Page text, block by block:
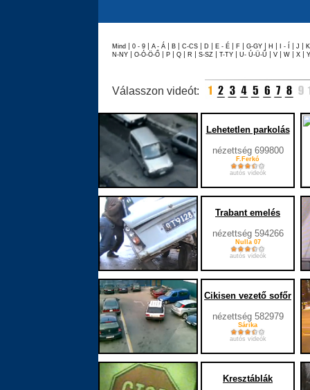
megváltoztatására, illetve teljes törlésére.
Mind | 0 - 9 | A - Á | B | C-CS | D | E - É | F | G-GY | H | I - Í | J |
N-NY | O-Ó-Ö-Ő | P | Q | R | S-SZ | T-TY | U- Ú-Ü-Ű | V | W | X |
Válasszon videót:
Lehetetlen parkolás
nézettség 699800
F.Ferkó
autós videók
Trabant emelés
nézettség 594266
Nulla 07
autós videók
Cikisen vezető sofőr
nézettség 582979
Sárika
autós videók
Kresztáblák